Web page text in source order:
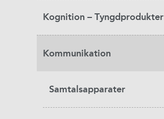
Kognition – Tyngdprodukter
Kommunikation
Samtalsapparater